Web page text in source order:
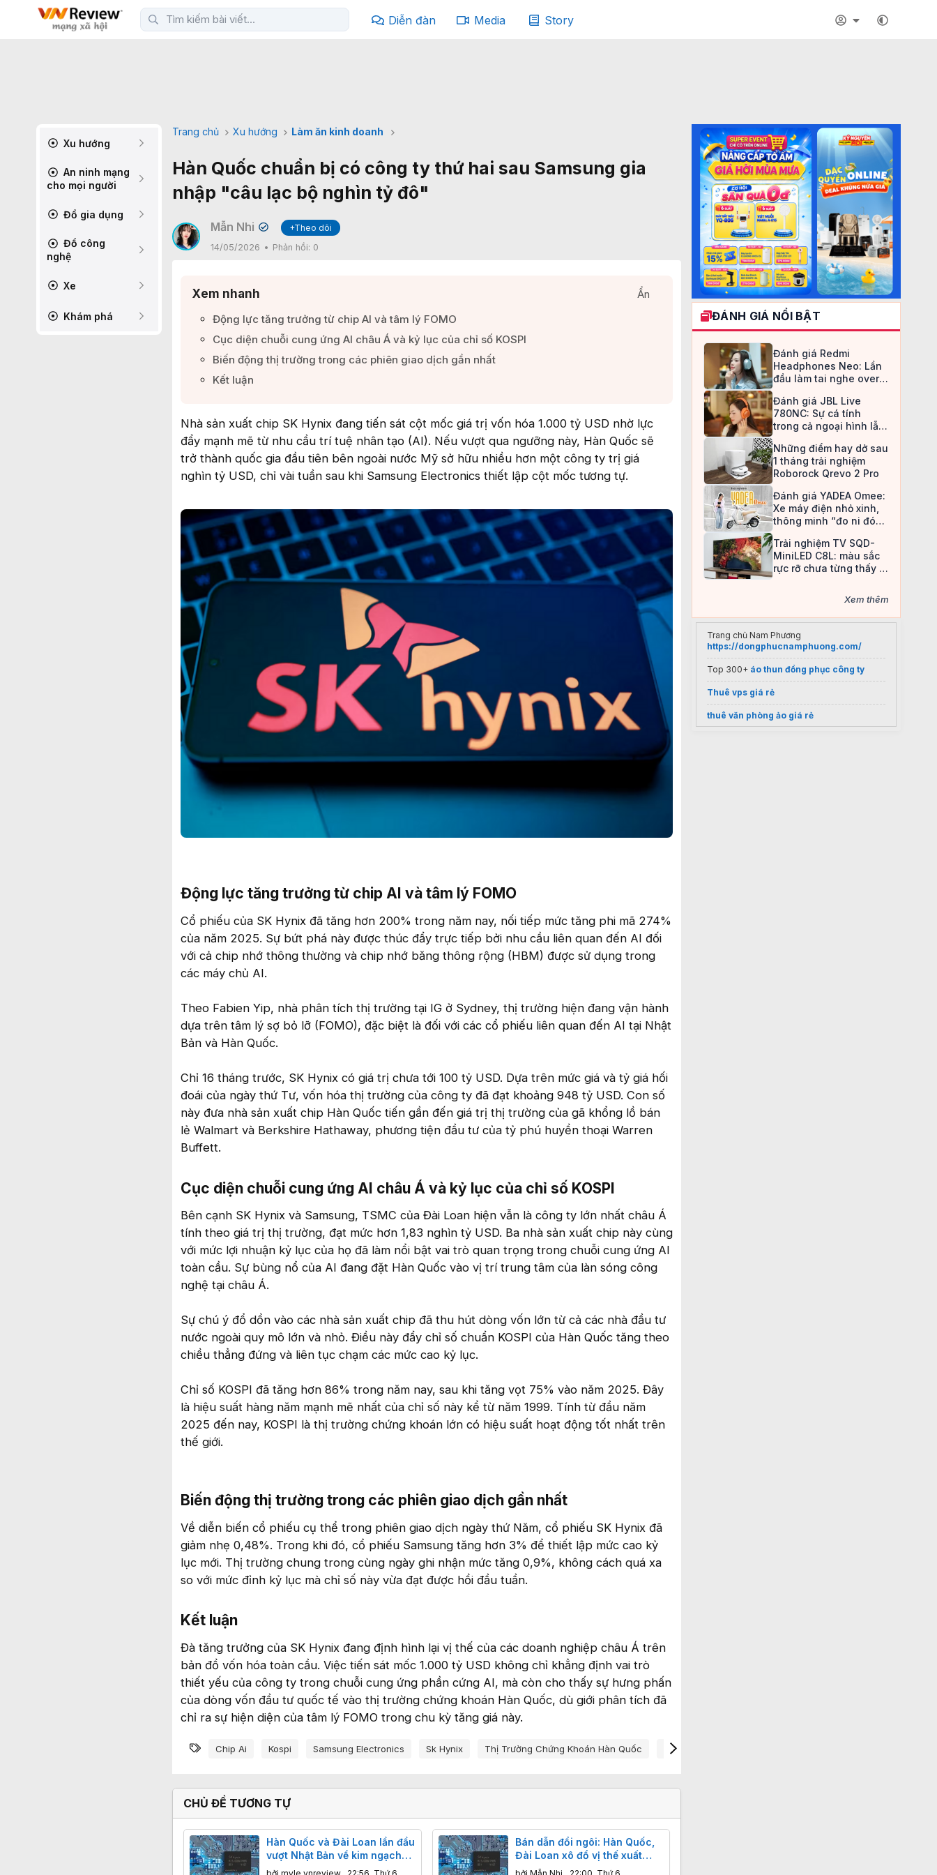
Diễn đàn Media Story
Xu hướng
An ninh mạng
cho mọi người
Đồ gia dụng
Đồ công
nghệ
Xe
Khám phá
Trang chủ Xu hướng Làm ăn kinh doanh
Hàn Quốc chuẩn bị có công ty thứ hai sau Samsung gia
nhập "câu lạc bộ nghìn tỷ đô"
Mẫn Nhi ✔
+Theo dõi
14/05/2026
Phản hồi: 0
Xem nhanh
Ẩn
Động lực tăng trưởng từ chip AI và tâm lý FOMO​
Cục diện chuỗi cung ứng AI châu Á và kỷ lục của chỉ số KOSPI​
Biến động thị trường trong các phiên giao dịch gần nhất​
Kết luận​
Nhà sản xuất chip SK Hynix đang tiến sát cột mốc giá trị vốn hóa 1.000 tỷ USD nhờ lực
đẩy mạnh mẽ từ nhu cầu trí tuệ nhân tạo (AI). Nếu vượt qua ngưỡng này, Hàn Quốc sẽ
trở thành quốc gia đầu tiên bên ngoài nước Mỹ sở hữu nhiều hơn một công ty trị giá
nghìn tỷ USD, chỉ vài tuần sau khi Samsung Electronics thiết lập cột mốc tương tự.
Động lực tăng trưởng từ chip AI và tâm lý FOMO​
Cổ phiếu của SK Hynix đã tăng hơn 200% trong năm nay, nối tiếp mức tăng phi mã 274%
của năm 2025. Sự bứt phá này được thúc đẩy trực tiếp bởi nhu cầu liên quan đến AI đối
với cả chip nhớ thông thường và chip nhớ băng thông rộng (HBM) được sử dụng trong
các máy chủ AI.
Theo Fabien Yip, nhà phân tích thị trường tại IG ở Sydney, thị trường hiện đang vận hành
dựa trên tâm lý sợ bỏ lỡ (FOMO), đặc biệt là đối với các cổ phiếu liên quan đến AI tại Nhật
Bản và Hàn Quốc.
Chỉ 16 tháng trước, SK Hynix có giá trị chưa tới 100 tỷ USD. Dựa trên mức giá và tỷ giá hối
đoái của ngày thứ Tư, vốn hóa thị trường của công ty đã đạt khoảng 948 tỷ USD. Con số
này đưa nhà sản xuất chip Hàn Quốc tiến gần đến giá trị thị trường của gã khổng lồ bán
lẻ Walmart và Berkshire Hathaway, phương tiện đầu tư của tỷ phú huyền thoại Warren
Buffett.
Cục diện chuỗi cung ứng AI châu Á và kỷ lục của chỉ số KOSPI​
Bên cạnh SK Hynix và Samsung, TSMC của Đài Loan hiện vẫn là công ty lớn nhất châu Á
tính theo giá trị thị trường, đạt mức hơn 1,83 nghìn tỷ USD. Ba nhà sản xuất chip này cùng
với mức lợi nhuận kỷ lục của họ đã làm nổi bật vai trò quan trọng trong chuỗi cung ứng AI
toàn cầu. Sự bùng nổ của AI đang đặt Hàn Quốc vào vị trí trung tâm của làn sóng công
nghệ tại châu Á.
Sự chú ý đổ dồn vào các nhà sản xuất chip đã thu hút dòng vốn lớn từ cả các nhà đầu tư
nước ngoài quy mô lớn và nhỏ. Điều này đẩy chỉ số chuẩn KOSPI của Hàn Quốc tăng theo
chiều thẳng đứng và liên tục chạm các mức cao kỷ lục.
Chỉ số KOSPI đã tăng hơn 86% trong năm nay, sau khi tăng vọt 75% vào năm 2025. Đây
là hiệu suất hàng năm mạnh mẽ nhất của chỉ số này kể từ năm 1999. Tính từ đầu năm
2025 đến nay, KOSPI là thị trường chứng khoán lớn có hiệu suất hoạt động tốt nhất trên
thế giới.
Biến động thị trường trong các phiên giao dịch gần nhất​
Về diễn biến cổ phiếu cụ thể trong phiên giao dịch ngày thứ Năm, cổ phiếu SK Hynix đã
giảm nhẹ 0,48%. Trong khi đó, cổ phiếu Samsung tăng hơn 3% để thiết lập mức cao kỷ
lục mới. Thị trường chung trong cùng ngày ghi nhận mức tăng 0,9%, không cách quá xa
so với mức đỉnh kỷ lục mà chỉ số này vừa đạt được hồi đầu tuần.
Kết luận​
Đà tăng trưởng của SK Hynix đang định hình lại vị thế của các doanh nghiệp châu Á trên
bản đồ vốn hóa toàn cầu. Việc tiến sát mốc 1.000 tỷ USD không chỉ khẳng định vai trò
thiết yếu của công ty trong chuỗi cung ứng phần cứng AI, mà còn cho thấy sự hưng phấn
của dòng vốn đầu tư quốc tế vào thị trường chứng khoán Hàn Quốc, dù giới phân tích đã
chỉ ra sự hiện diện của tâm lý FOMO trong chu kỳ tăng giá này.
Từ khóa
Chip Ai Kospi Samsung Electronics Sk Hynix Thị Trường Chứng Khoán Hàn Quốc Vốn Hóa 1.000 Tỷ Usd
CHỦ ĐỀ TƯƠNG TỰ
Hàn Quốc và Đài Loan lần đầu
vượt Nhật Bản về kim ngạch
xuất khẩu nhờ sự bùng nổ của
Bán dẫn đổi ngôi: Hàn Quốc,
Đài Loan xô đổ vị thế xuất
khẩu của Nhật Bản
ĐÁNH GIÁ NỔI BẬT
Đánh giá Redmi
Headphones Neo: Lần
đầu làm tai nghe over-
an toàn
Đánh giá JBL Live
780NC: Sự cá tính
trong cả ngoại hình lẫn
Những điểm hay dở sau
1 tháng trải nghiệm
Roborock Qrevo 2 Pro
Đánh giá YADEA Omee:
Xe máy điện nhỏ xinh,
thông minh “đo ni đóng
Trải nghiệm TV SQD-
MiniLED C8L: màu sắc
rực rỡ chưa từng thấy ở
Xem thêm
Trang chủ Nam Phương
https://dongphucnamphuong.com/
Top 300+ áo thun đồng phục công ty
Thuê vps giá rẻ
thuê văn phòng ảo giá rẻ